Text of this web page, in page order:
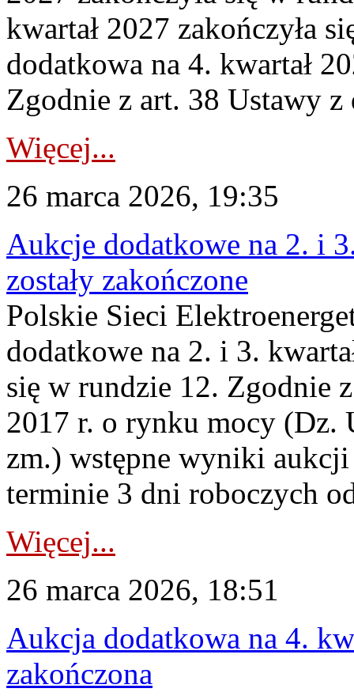
kwartał 2027 zakończyła
dodatkowa na 4. kwartał
Zgodnie z art. 38 Ustawy
Więcej...
26 marca 2026, 19:35
Aukcje dodatkowe na 2. i
zostały zakończone
Polskie Sieci
dodatkowe na 2. i 3.
się w rundzie 12. Zgodnie
2017 r. o rynku mocy (Dz.
zm.) wstępne wyniki
terminie 3 dni roboczych
Więcej...
26 marca 2026, 18:51
Aukcja dodatkowa na 4.
zakończona